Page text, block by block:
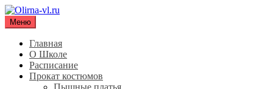
Перейти
содержимому
Olirna-vl.ru
Школа исторического танца "Олирна"
Меню
Главная
О Школе
Расписание
Прокат костюмов
Пышные платья